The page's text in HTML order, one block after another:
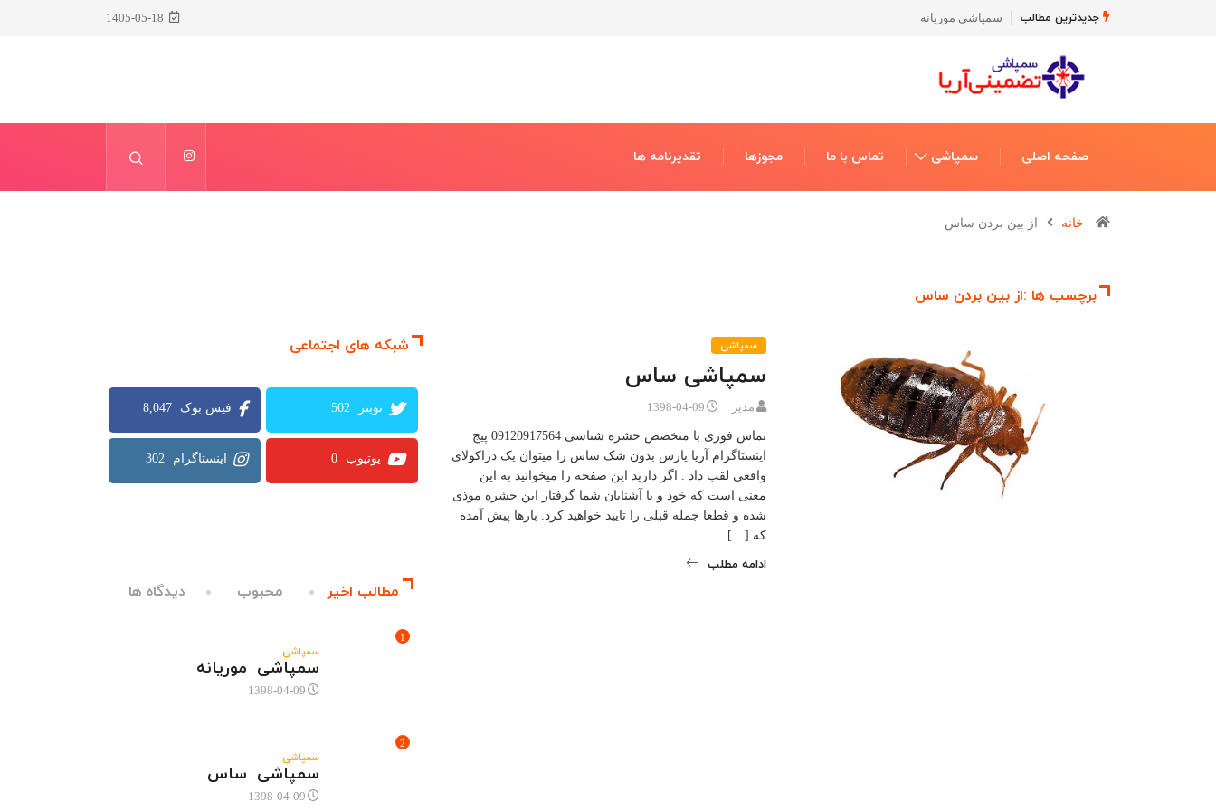
جدیدترین مطالب سمپاشی موریانه 1405-05-18
صفحه اصلی سمپاشی تماس با ما مجوزها تقدیرنامه ها
خانه از بین بردن ساس
برچسب ها :از بین بردن ساس
سمپاشی
سمپاشی ساس
مدیر 1398-04-09
تماس فوری با متخصص حشره شناسی 09120917564 پیج
اینستاگرام آریا پارس بدون شک ساس را میتوان یک دراکولای
واقعی لقب داد . اگر دارید این صفحه را میخوانید به این
معنی است که خود و یا آشنایان شما گرفتار این حشره موذی
شده و قطعا جمله قبلی را تایید خواهید کرد. بارها پیش آمده
که […]
ادامه مطلب
شبکه های اجتماعی
8,047 502
302 0
مطالب اخیر محبوب دیدگاه ها
1
سمپاشی
سمپاشی موریانه
1398-04-09
2
سمپاشی
سمپاشی ساس
1398-04-09